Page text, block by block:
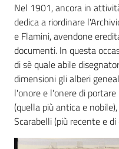
Decentrate
Patto
per
la
lettura
Seguici
Nel 1901, ancora in
dedica a riordinare
e Flamini, avendone
documenti. In questa
di sè quale abile
dimensioni gli alberi
l'onore e l'onere di
(quella più antica e
Scarabelli (più recente e